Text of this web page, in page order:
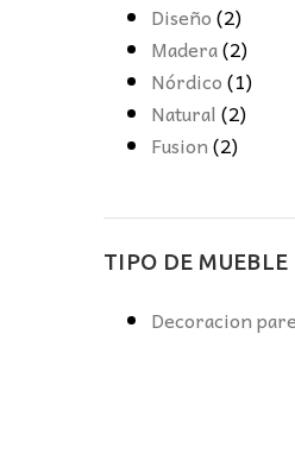
Diseño(2)
Madera(2)
Nórdico(1)
Natural(2)
Fusion(2)
TIPO DE MUEBLE
Decoracion